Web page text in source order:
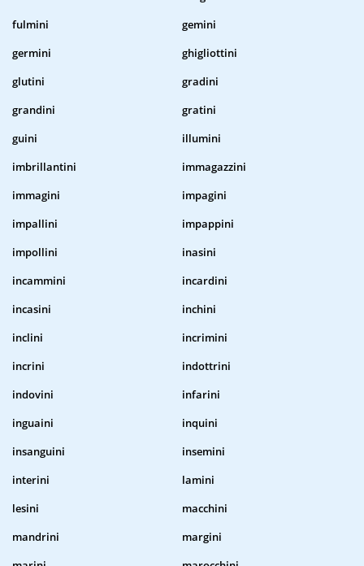
fulmini
gemini
germini
ghigliottini
glutini
gradini
grandini
gratini
guini
illumini
imbrillantini
immagazzini
immagini
impagini
impallini
impappini
impollini
inasini
incammini
incardini
incasini
inchini
inclini
incrimini
incrini
indottrini
indovini
infarini
inguaini
inquini
insanguini
insemini
interini
lamini
lesini
macchini
mandrini
margini